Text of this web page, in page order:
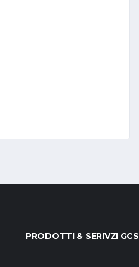
PRODOTTI & SERIVZI GCS